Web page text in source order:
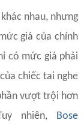
nhau, nhưng
giá của chính
có mức giá phải
chiếc tai nghe
vượt trội hơn
nhiên, Bose